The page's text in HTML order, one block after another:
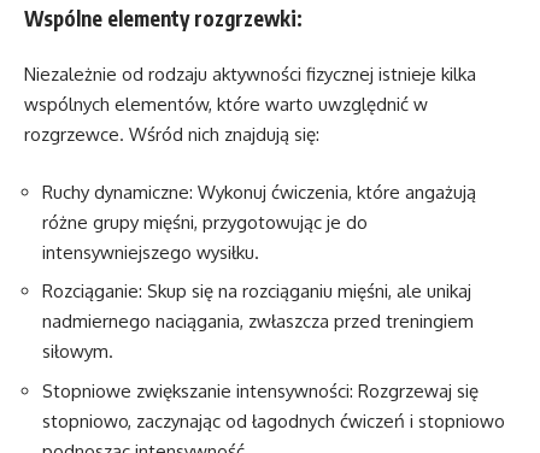
Wspólne elementy rozgrzewki:
Niezależnie od rodzaju aktywności fizycznej istnieje kilka
wspólnych elementów, które warto uwzględnić w
rozgrzewce. Wśród nich znajdują się:
Ruchy dynamiczne: Wykonuj ćwiczenia, które angażują
różne grupy mięśni, przygotowując je do
intensywniejszego wysiłku.
Rozciąganie: Skup się na rozciąganiu mięśni, ale unikaj
nadmiernego naciągania, zwłaszcza przed treningiem
siłowym.
Stopniowe zwiększanie intensywności: Rozgrzewaj się
stopniowo, zaczynając od łagodnych ćwiczeń i stopniowo